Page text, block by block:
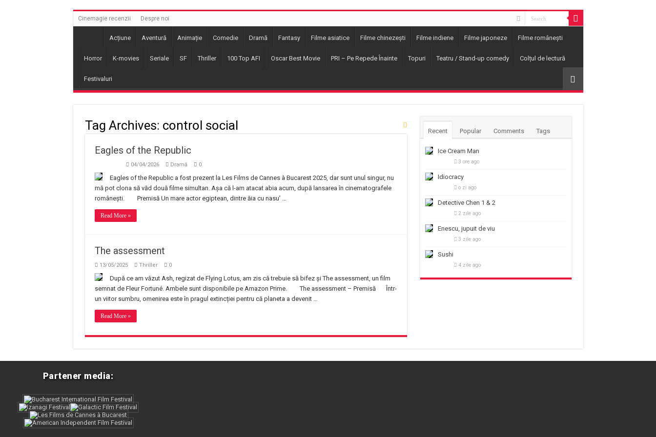
Cinemagie recenzii Despre noi
Acțiune Aventură Animație Comedie Dramă Fantasy Filme asiatice Filme chinezești Filme indiene Filme japoneze Filme românești
Horror K-movies Seriale SF Thriller 100 Top AFI Oscar Best Movie PRI – Pe Repede Înainte Topuri Teatru / Stand-up comedy Colțul de lectură
Festivaluri
Tag Archives: control social
Eagles of the Republic
04/04/2026 Dramă 0
Eagles of the Republic a fost prezent la Les Films de Cannes à Bucarest 2025, dar sunt unul singur, nu
mă pot clona să văd două filme simultan. Așa că l-am atacat abia acum, după lansarea în cinematografele
românești.
Premisă Un mare actor egiptean, dintre ăia cu nasu’ …
Read More »
The assessment
13/05/2025 Thriller 0
După ce am văzut Ash, regizat de Flying Lotus, am zis că trebuie să bifez și The assessment, un film
semnat de Fleur Fortuné. Ambele sunt disponibile pe Amazon Prime.
The assessment – Premisă
Într-
un viitor sumbru, omenirea este în pragul extincției pentru că planeta a devenit …
Read More »
Recent Popular Comments Tags
Ice Cream Man
3 ore ago
Idiocracy
o zi ago
Detective Chen 1 & 2
2 zile ago
Enescu, jupuit de viu
3 zile ago
Sushi
4 zile ago
Partener media: